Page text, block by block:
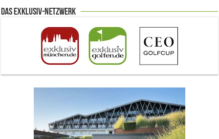
Das Exklusiv-Netzwerk